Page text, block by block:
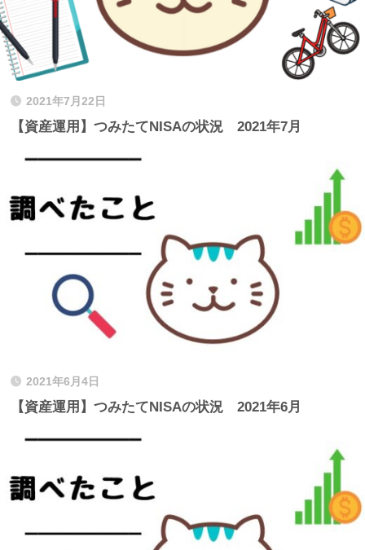
2021年7月22日
【資産運用】つみたてNISAの状況 2021年7月
2021年6月4日
【資産運用】つみたてNISAの状況 2021年6月